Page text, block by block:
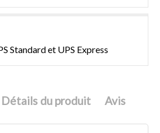
Standard et UPS Express
Détails du produit Avis